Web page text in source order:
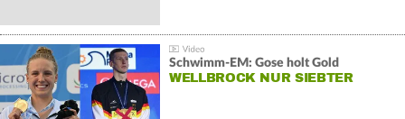
Schwimm-EM: Gose holt Gold
WELLBROCK NUR SIEBTER